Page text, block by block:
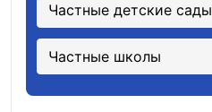
Частные детские сады
Частные школы